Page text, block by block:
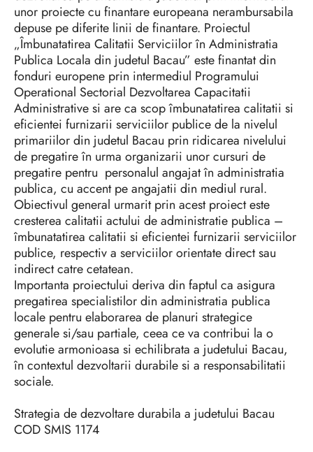
unor proiecte cu finantare europeana nerambursabila
depuse pe diferite linii de finantare. Proiectul
„Îmbunatatirea Calitatii Serviciilor în Administratia
Publica Locala din judetul Bacau” este finantat din
fonduri europene prin intermediul Programului
Operational Sectorial Dezvoltarea Capacitatii
Administrative si are ca scop îmbunatatirea calitatii si
eficientei furnizarii serviciilor publice de la nivelul
primariilor din judetul Bacau prin ridicarea nivelului
de pregatire în urma organizarii unor cursuri de
pregatire pentru personalul angajat în administratia
publica, cu accent pe angajatii din mediul rural.
Obiectivul general urmarit prin acest proiect este
cresterea calitatii actului de administratie publica –
îmbunatatirea calitatii si eficientei furnizarii serviciilor
publice, respectiv a serviciilor orientate direct sau
indirect catre cetatean.
Importanta proiectului deriva din faptul ca asigura
pregatirea specialistilor din administratia publica
locale pentru elaborarea de planuri strategice
generale si/sau partiale, ceea ce va contribui la o
evolutie armonioasa si echilibrata a judetului Bacau,
în contextul dezvoltarii durabile si a responsabilitatii
sociale.
Strategia de dezvoltare durabila a judetului Bacau
COD SMIS 1174